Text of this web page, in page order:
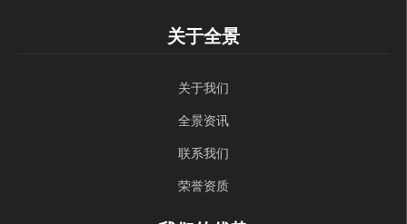
关于全景
关于我们
全景资讯
联系我们
荣誉资质